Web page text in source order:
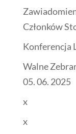
Członków
Konferencja
Walne
05. 06. 2025
x
x